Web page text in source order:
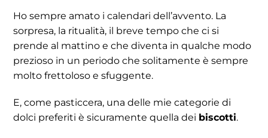
Ho sempre amato i calendari dell’avvento. La
sorpresa, la ritualità, il breve tempo che ci si
prende al mattino e che diventa in qualche modo
prezioso in un periodo che solitamente è sempre
molto frettoloso e sfuggente.
E, come pasticcera, una delle mie categorie di
dolci preferiti è sicuramente quella dei biscotti.